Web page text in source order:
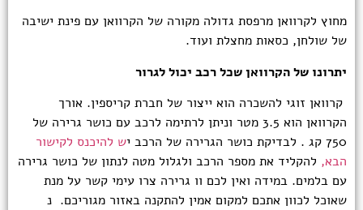
מחוץ לקרוואן מרפסת גדולה מקורה של הקרוואן עם פינת ישיבה
של שולחן, כסאות מחצלת ועוד.
יתרונו של הקרוואן שכל רכב יכול לגרור
קרוואן זוגי להשכרה הוא ייצור של חברת קריספין. אורך
הקרוואן הוא 3.5 מטר וניתן לרתימה לרכב עם כושר גרירה של
750 קג .
לבדיקת כושר הגרירה של הרכב יש להיכנס לקישור
הבא, להקליד את מספר הרכב ולגלול מטה לנתון של כושר גרירה
עם בלמים. במידה ואין לכם וו גרירה צרו עימי קשר על מנת
שאוכל לכוון אתכם למקום אמין להתקנה באזור מגוריכם. נ